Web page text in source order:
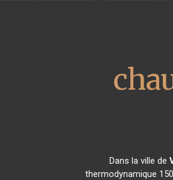
Dans la ville de
thermodynamique